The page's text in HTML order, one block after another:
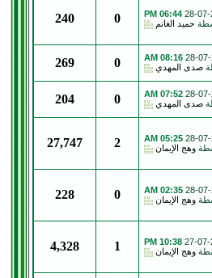
28-07-
06:44 PM
حميد الغانم 0
240
28-
08:16 AM
صدى المهدي 0
269
28-
07:52 AM
صدى المهدي 0
204
28-
05:25 AM
وهج الإيمان 2
27,747
28-
02:35 AM
وهج الإيمان 0
228
27-07-
10:38 PM
وهج الإيمان 1
4,328